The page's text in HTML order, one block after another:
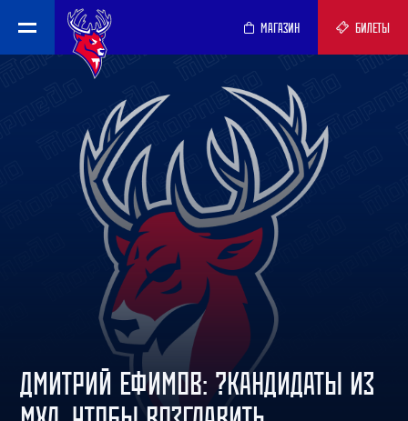
МАГАЗИН БИЛЕТЫ
ДМИТРИЙ ЕФИМОВ: ?КАНДИДАТЫ ИЗ